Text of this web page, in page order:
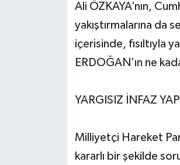
Ali ÖZKAYA’nın,
yakıştırmalarına da
içerisinde, fısıltıyla
ERDOĞAN’ın ne
YARGISIZ İNFAZ
Milliyetçi Hareket
kararlı bir şekilde